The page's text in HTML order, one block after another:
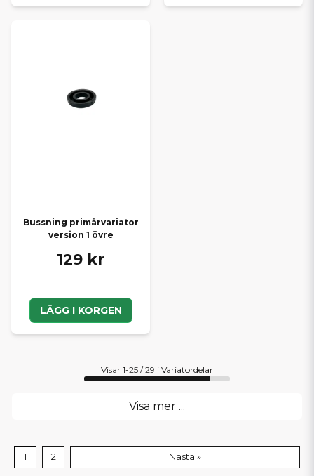
Bussning primärvariator
version 1 övre
129 kr
LÄGG I KORGEN
Visar 1-25 / 29 i Variatordelar
Visa mer ...
1 2 Nästa »